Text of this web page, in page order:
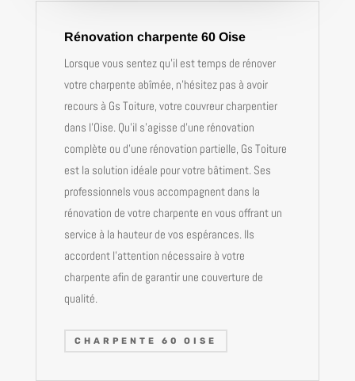
Rénovation charpente 60 Oise
Lorsque vous sentez qu’il est temps de rénover
votre charpente abîmée, n’hésitez pas à avoir
recours à Gs Toiture, votre couvreur charpentier
dans l’Oise. Qu’il s’agisse d’une rénovation
complète ou d’une rénovation partielle, Gs Toiture
est la solution idéale pour votre bâtiment. Ses
professionnels vous accompagnent dans la
rénovation de votre charpente en vous offrant un
service à la hauteur de vos espérances. Ils
accordent l’attention nécessaire à votre
charpente afin de garantir une couverture de
qualité.
CHARPENTE 60 OISE